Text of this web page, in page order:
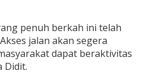
penuh berkah ini telah
jalan akan segera
dapat beraktivitas
Didit.